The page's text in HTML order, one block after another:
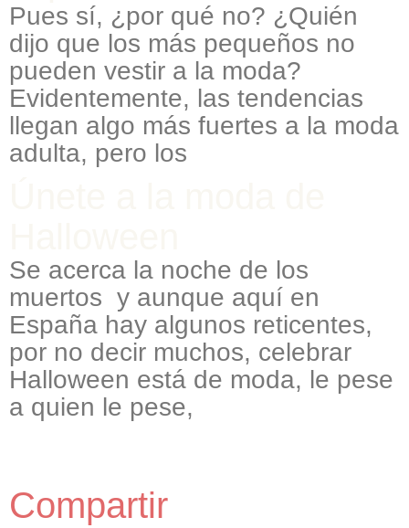
Pues sí, ¿por qué no? ¿Quién
dijo que los más pequeños no
pueden vestir a la moda?
Evidentemente, las tendencias
llegan algo más fuertes a la moda
adulta, pero los
Se acerca la noche de los
muertos y aunque aquí en
España hay algunos reticentes,
por no decir muchos, celebrar
Halloween está de moda, le pese
a quien le pese,
Compartir